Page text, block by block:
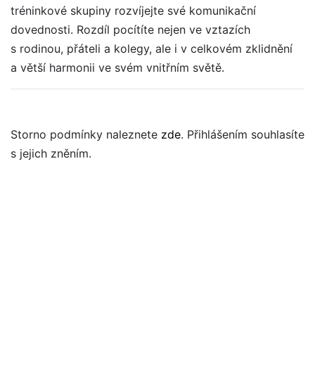
tréninkové skupiny rozvíjejte své komunikační
dovednosti. Rozdíl pocítíte nejen ve vztazích
s rodinou, přáteli a kolegy, ale i v celkovém zklidnění
a větší harmonii ve svém vnitřním světě.
Storno podmínky naleznete zde. Přihlášením souhlasíte
s jejich zněním.